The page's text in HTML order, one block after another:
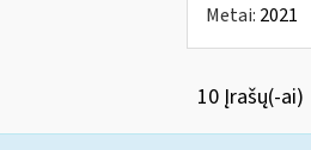
Metai: 2021
10 Įrašų(-ai)